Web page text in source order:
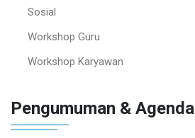
Sosial
Workshop Guru
Workshop Karyawan
Pengumuman & Agenda